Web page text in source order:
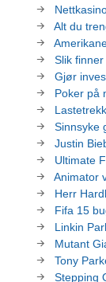
Alt du
Slik
Gjør
Poker på
Lastetrekk
Sinnsyke
Justin
Ultimate
Animator
Herr
Fifa 15
Linkin
Mutant
Tony
Stepping